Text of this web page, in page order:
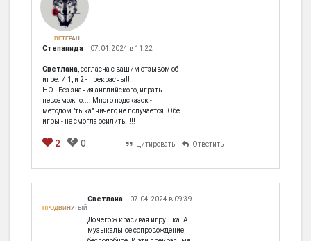
ВЕТЕРАН
Степанида 07.04.2024 в 11:22
Светлана, согласна с вашим отзывом об
игре. И 1, и 2 - прекрасны!!!!
НО - Без знания английского, играть
невозможно.... Много подсказок -
методом "тыка" ничего не получается. Обе
игры - не смогла осилить!!!!!
2 0 Цитировать Ответить
ПРОДВИНУТЫЙ
Светлана 07.04.2024 в 09:39
До чего ж красивая игрушка. А
музыкальное сопровождение